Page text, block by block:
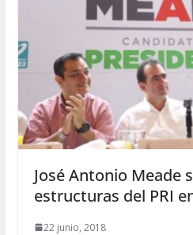
José Antonio Meade
estructuras del PRI
22 junio, 2018